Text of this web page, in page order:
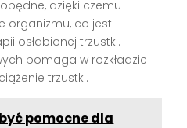
dzięki czemu
organizmu, co jest
osłabionej trzustki.
pomaga w rozkładzie
trzustki.
pomocne dla